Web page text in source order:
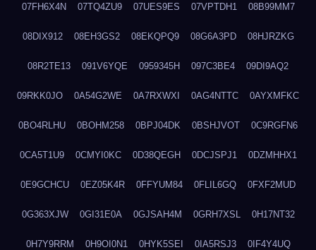
07FH6X4N 07TQ4ZU9 07UES9ES 07VPTDH1 08B99MM7
08DIX912 08EH3GS2 08EKQPQ9 08G6A3PD 08HJRZKG
08R2TE13 091V6YQE 0959345H 097C3BE4 09DI9AQ2
09RKK0JO 0A54G2WE 0A7RXWXI 0AG4NTTC 0AYXMFKC
0BO4RLHU 0BOHM258 0BPJ04DK 0BSHJVOT 0C9RGFN6
0CA5T1U9 0CMYI0KC 0D38QEGH 0DCJSPJ1 0DZMHHX1
0E9GCHCU 0EZ05K4R 0FFYUM84 0FLIL6GQ 0FXF2MUD
0G363XJW 0GI31E0A 0GJSAH4M 0GRH7XSL 0H17NT32
0H7Y9RRM 0H9OI0N1 0HYK5SEI 0IA5RSJ3 0IF4Y4UQ